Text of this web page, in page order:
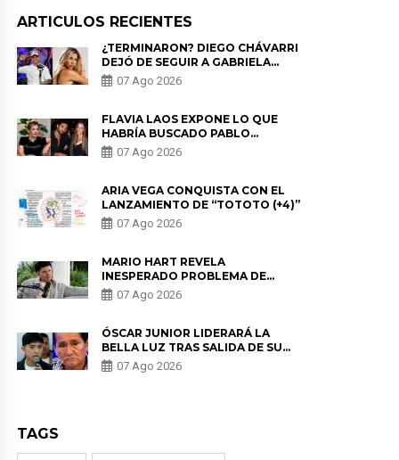
ARTICULOS RECIENTES
¿TERMINARON? DIEGO CHÁVARRI
DEJÓ DE SEGUIR A GABRIELA
HERRERA Y ANUNCIA SU SALIDA
DE PÓDCAST
07 Ago 2026
FLAVIA LAOS EXPONE LO QUE
HABRÍA BUSCADO PABLO
HEREDIA CON ALE FULLER: “UNA
DE LAS PARTES QUERÍA EL
07 Ago 2026
ARIA VEGA CONQUISTA CON EL
LANZAMIENTO DE “TOTOTO (+4)”
07 Ago 2026
MARIO HART REVELA
INESPERADO PROBLEMA DE
SALUD ANTES DE SEPARARSE DE
KORINA: “ME ENCONTRARON UN
07 Ago 2026
ÓSCAR JUNIOR LIDERARÁ LA
BELLA LUZ TRAS SALIDA DE SU
PADRE POR POLÉMICA CON
NALDY SALDAÑA
07 Ago 2026
TAGS